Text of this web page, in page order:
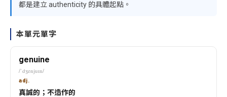
都是建立 authenticity 的具體起點。
本單元單字
genuine
/ˈdʒenjuɪn/
adj.
真誠的；不造作的